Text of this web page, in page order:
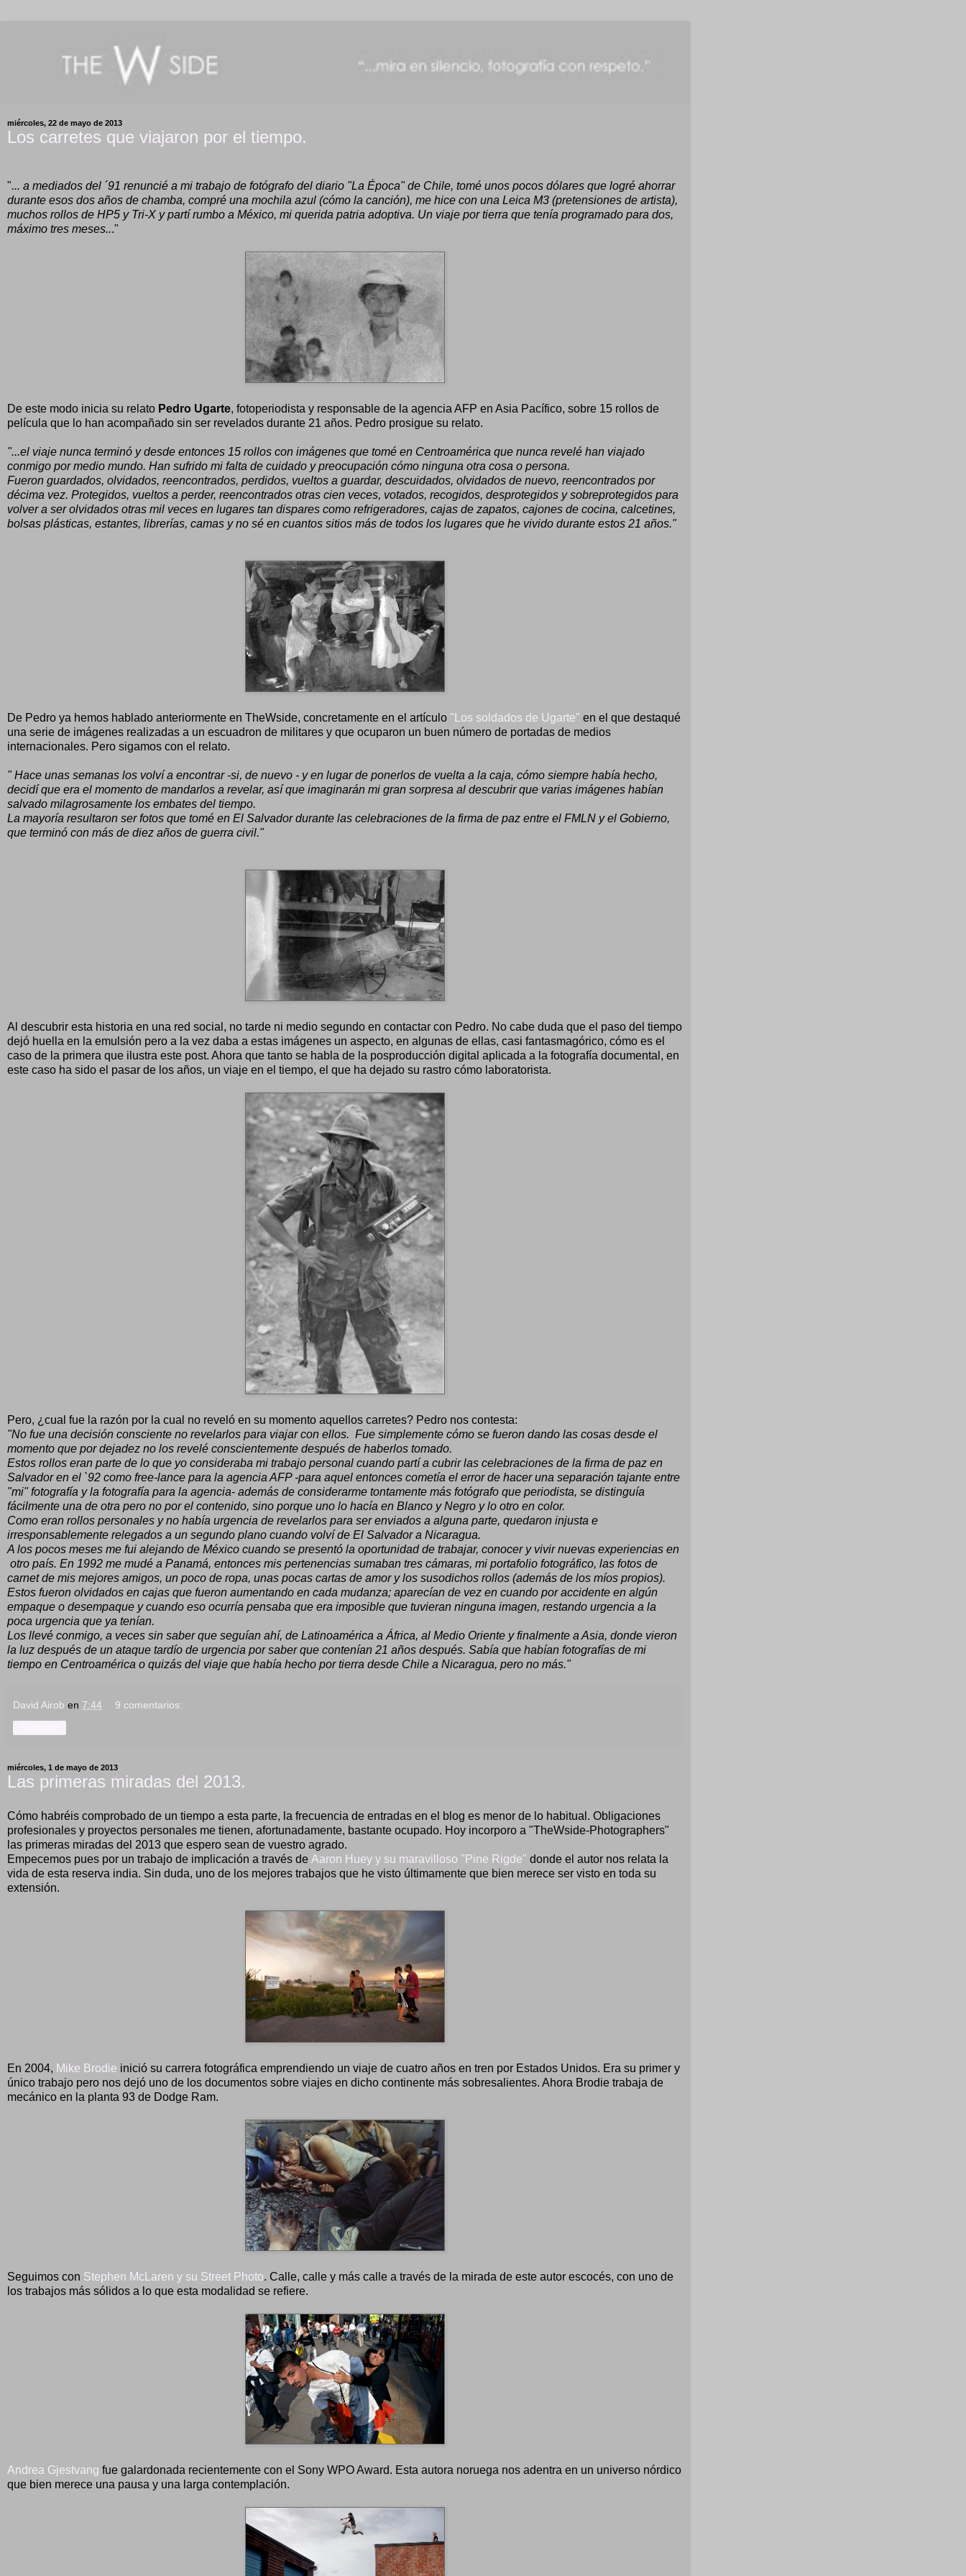
miércoles, 22 de mayo de 2013
Los carretes que viajaron por el tiempo.
"... a mediados del ´91 renuncié a mi trabajo de fotógrafo del diario "La Época" de Chile, tomé unos pocos dólares que logré ahorrar
durante esos dos años de chamba, compré una mochila azul (cómo la canción), me hice con una Leica M3 (pretensiones de artista),
muchos rollos de HP5 y Tri-X y partí rumbo a México, mi querida patria adoptiva. Un viaje por tierra que tenía programado para dos,
máximo tres meses..."
De este modo inicia su relato Pedro Ugarte, fotoperiodista y responsable de la agencia AFP en Asia Pacífico, sobre 15 rollos de
película que lo han acompañado sin ser revelados durante 21 años. Pedro prosigue su relato.
"...el viaje nunca terminó y desde entonces 15 rollos con imágenes que tomé en Centroamérica que nunca revelé han viajado
conmigo por medio mundo. Han sufrido mi falta de cuidado y preocupación cómo ninguna otra cosa o persona.
Fueron guardados, olvidados, reencontrados, perdidos, vueltos a guardar, descuidados, olvidados de nuevo, reencontrados por
décima vez. Protegidos, vueltos a perder, reencontrados otras cien veces, votados, recogidos, desprotegidos y sobreprotegidos para
volver a ser olvidados otras mil veces en lugares tan dispares como refrigeradores, cajas de zapatos, cajones de cocina, calcetines,
bolsas plásticas, estantes, librerías, camas y no sé en cuantos sitios más de todos los lugares que he vivido durante estos 21 años."
De Pedro ya hemos hablado anteriormente en TheWside, concretamente en el artículo "Los soldados de Ugarte" en el que destaqué
una serie de imágenes realizadas a un escuadron de militares y que ocuparon un buen número de portadas de medios
internacionales. Pero sigamos con el relato.
" Hace unas semanas los volví a encontrar -si, de nuevo - y en lugar de ponerlos de vuelta a la caja, cómo siempre había hecho,
decidí que era el momento de mandarlos a revelar, así que imaginarán mi gran sorpresa al descubrir que varias imágenes habían
salvado milagrosamente los embates del tiempo.
La mayoría resultaron ser fotos que tomé en El Salvador durante las celebraciones de la firma de paz entre el FMLN y el Gobierno,
que terminó con más de diez años de guerra civil."
Al descubrir esta historia en una red social, no tarde ni medio segundo en contactar con Pedro. No cabe duda que el paso del tiempo
dejó huella en la emulsión pero a la vez daba a estas imágenes un aspecto, en algunas de ellas, casi fantasmagórico, cómo es el
caso de la primera que ilustra este post. Ahora que tanto se habla de la posproducción digital aplicada a la fotografía documental, en
este caso ha sido el pasar de los años, un viaje en el tiempo, el que ha dejado su rastro cómo laboratorista.
Pero, ¿cual fue la razón por la cual no reveló en su momento aquellos carretes? Pedro nos contesta:
"No fue una decisión consciente no revelarlos para viajar con ellos. Fue simplemente cómo se fueron dando las cosas desde el
momento que por dejadez no los revelé conscientemente después de haberlos tomado.
Estos rollos eran parte de lo que yo consideraba mi trabajo personal cuando partí a cubrir las celebraciones de la firma de paz en
Salvador en el `92 como free-lance para la agencia AFP -para aquel entonces cometía el error de hacer una separación tajante entre
"mi" fotografía y la fotografía para la agencia- además de considerarme tontamente más fotógrafo que periodista, se distinguía
fácilmente una de otra pero no por el contenido, sino porque uno lo hacía en Blanco y Negro y lo otro en color.
Como eran rollos personales y no había urgencia de revelarlos para ser enviados a alguna parte, quedaron injusta e
irresponsablemente relegados a un segundo plano cuando volví de El Salvador a Nicaragua.
A los pocos meses me fui alejando de México cuando se presentó la oportunidad de trabajar, conocer y vivir nuevas experiencias en
otro país. En 1992 me mudé a Panamá, entonces mis pertenencias sumaban tres cámaras, mi portafolio fotográfico, las fotos de
carnet de mis mejores amigos, un poco de ropa, unas pocas cartas de amor y los susodichos rollos (además de los míos propios).
Estos fueron olvidados en cajas que fueron aumentando en cada mudanza; aparecían de vez en cuando por accidente en algún
empaque o desempaque y cuando eso ocurría pensaba que era imposible que tuvieran ninguna imagen, restando urgencia a la
poca urgencia que ya tenían.
Los llevé conmigo, a veces sin saber que seguían ahí, de Latinoamérica a África, al Medio Oriente y finalmente a Asia, donde vieron
la luz después de un ataque tardío de urgencia por saber que contenían 21 años después. Sabía que habían fotografías de mi
tiempo en Centroamérica o quizás del viaje que había hecho por tierra desde Chile a Nicaragua, pero no más."
David Airob en 7:44 9 comentarios:
miércoles, 1 de mayo de 2013
Las primeras miradas del 2013.
Cómo habréis comprobado de un tiempo a esta parte, la frecuencia de entradas en el blog es menor de lo habitual. Obligaciones
profesionales y proyectos personales me tienen, afortunadamente, bastante ocupado. Hoy incorporo a "TheWside-Photographers"
las primeras miradas del 2013 que espero sean de vuestro agrado.
Empecemos pues por un trabajo de implicación a través de Aaron Huey y su maravilloso "Pine Rigde" donde el autor nos relata la
vida de esta reserva india. Sin duda, uno de los mejores trabajos que he visto últimamente que bien merece ser visto en toda su
extensión.
En 2004, Mike Brodie inició su carrera fotográfica emprendiendo un viaje de cuatro años en tren por Estados Unidos. Era su primer y
único trabajo pero nos dejó uno de los documentos sobre viajes en dicho continente más sobresalientes. Ahora Brodie trabaja de
mecánico en la planta 93 de Dodge Ram.
Seguimos con Stephen McLaren y su Street Photo. Calle, calle y más calle a través de la mirada de este autor escocés, con uno de
los trabajos más sólidos a lo que esta modalidad se refiere.
Andrea Gjestvang fue galardonada recientemente con el Sony WPO Award. Esta autora noruega nos adentra en un universo nórdico
que bien merece una pausa y una larga contemplación.